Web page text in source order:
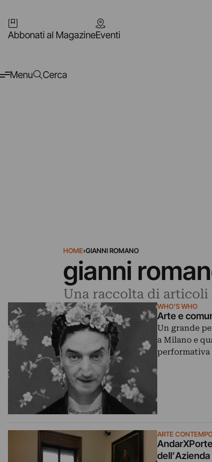
Abbonati al MagazineEventi
Menu Cerca
HOME›GIANNI ROMANO
gianni
Una raccolta di
WHO'S WHO
Arte e
Un grande
a Milano e
performativa
ARTE